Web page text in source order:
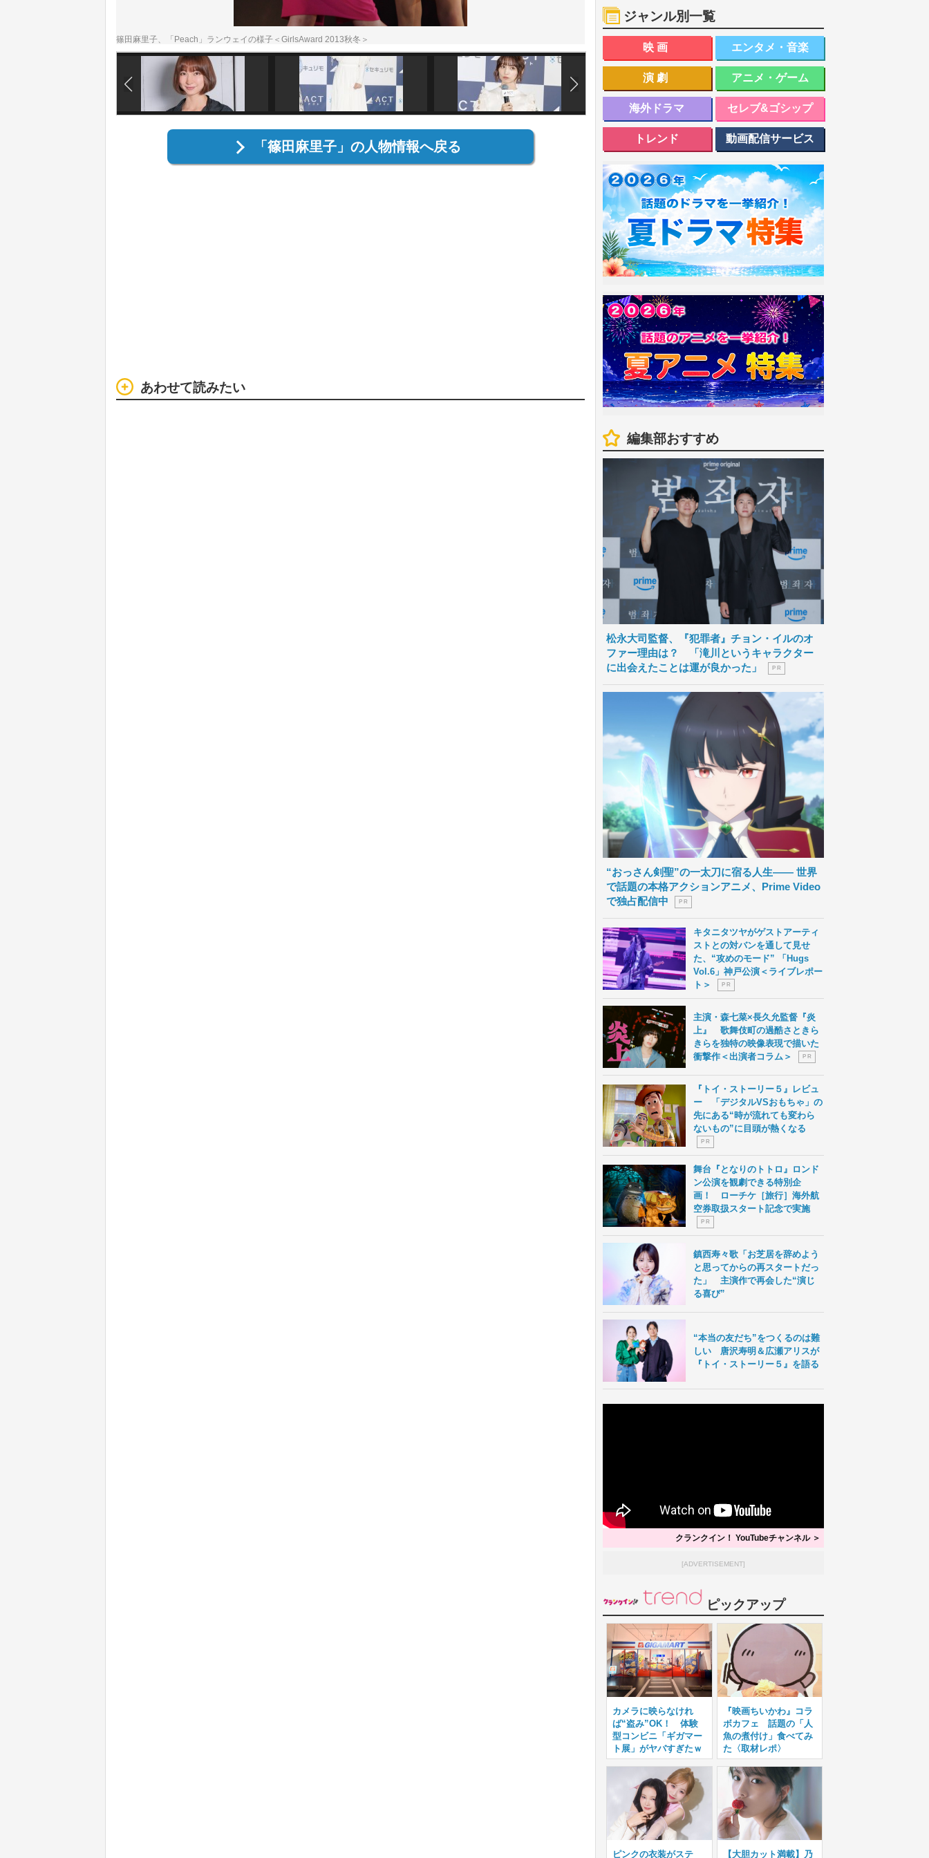
篠田麻里子、「Peach」ランウェイの様子＜GirlsAward 2013秋冬＞
「篠田麻里子」の人物情報へ戻る
あわせて読みたい
ジャンル別一覧
映画 エンタメ・音楽
演劇 アニメ・ゲーム
海外ドラマ セレブ&ゴシップ
トレンド 動画配信サービス
編集部おすすめ
松永大司監督、『犯罪者』チョン・イルのオ
ファー理由は？ 「滝川というキャラクター
に出会えたことは運が良かった」
P R
“おっさん剣聖”の一太刀に宿る人生―― 世界
で話題の本格アクションアニメ、Prime Video
で独占配信中
P R
キタニタツヤがゲストアーティ
ストとの対バンを通して見せ
た、“攻めのモード” 「Hugs
Vol.6」神戸公演＜ライブレポー
ト＞
P R
主演・森七菜×長久允監督『炎
上』 歌舞伎町の過酷さときら
きらを独特の映像表現で描いた
衝撃作＜出演者コラム＞
P R
『トイ・ストーリー５』レビュ
ー 「デジタルVSおもちゃ」の
先にある“時が流れても変わら
ないもの”に目頭が熱くなる
P R
舞台『となりのトトロ』ロンド
ン公演を観劇できる特別企
画！ ローチケ［旅行］海外航
空券取扱スタート記念で実施
P R
鎮西寿々歌「お芝居を辞めよう
と思ってからの再スタートだっ
た」 主演作で再会した“演じ
る喜び”
“本当の友だち”をつくるのは難
しい 唐沢寿明＆広瀬アリスが
『トイ・ストーリー５』を語る
クランクイン！ YouTubeチャンネル ＞
[ADVERTISEMENT]
ピックアップ
カメラに映らなけれ
ば“盗み”OK！ 体験
型コンビニ「ギガマー
ト展」がヤバすぎたｗ
『映画ちいかわ』コラ
ボカフェ 話題の「人
魚の煮付け」食べてみ
た〈取材レポ〉
ピンクの衣装がステ 【大胆カット満載】乃